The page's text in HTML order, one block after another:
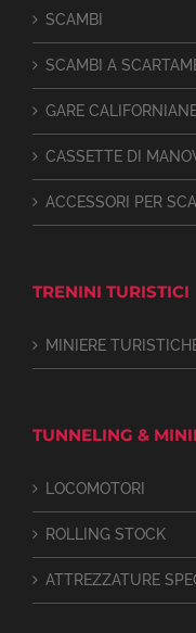
SCAMBI
SCAMBI A
GARE
CASSETTE DI
ACCESSORI PER
TRENINI TURISTICI
MINIERE
TUNNELING &
LOCOMOTORI
ROLLING STOCK
ATTREZZATURE